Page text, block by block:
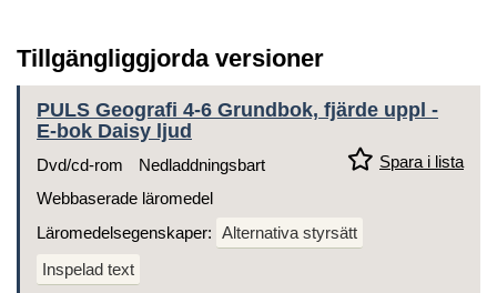
Tillgängliggjorda versioner
PULS Geografi 4-6 Grundbok, fjärde uppl -
E-bok Daisy ljud
Spara i lista
Dvd/cd-rom
Nedladdningsbart
Webbaserade läromedel
Läromedelsegenskaper: Alternativa styrsätt
Inspelad text